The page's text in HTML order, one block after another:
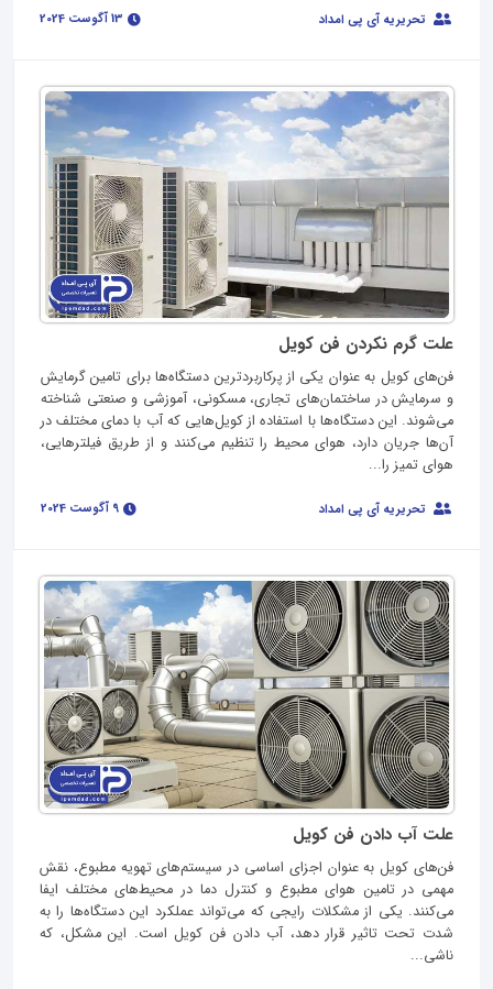
تحریریه آی پی امداد
علت گرم نکردن فن کویل
فن‌های کویل به عنوان یکی از پرکاربردترین دستگاه‌ها برای تامین گرمایش
و سرمایش در ساختمان‌های تجاری، مسکونی، آموزشی و صنعتی شناخته
می‌شوند. این دستگاه‌ها با استفاده از کویل‌هایی که آب با دمای مختلف در
آن‌ها جریان دارد، هوای محیط را تنظیم می‌کنند و از طریق فیلترهایی،
هوای تمیز را...
تحریریه آی پی امداد
علت آب دادن فن کویل
فن‌های کویل به عنوان اجزای اساسی در سیستم‌های تهویه مطبوع، نقش
مهمی در تامین هوای مطبوع و کنترل دما در محیط‌های مختلف ایفا
می‌کنند. یکی از مشکلات رایجی که می‌تواند عملکرد این دستگاه‌ها را به
شدت تحت تاثیر قرار دهد، آب دادن فن کویل است. این مشکل، که
ناشی...